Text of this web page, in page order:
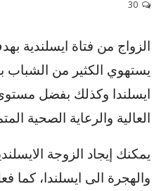
الزواج من فتاة ايسلندية
يستهوي الكثير من
ايسلندا وكذلك بفضل مستوى
العالية والرعاية الصحية
يمكنك إيجاد الزوجة
والهجرة الى ايسلندا، كما